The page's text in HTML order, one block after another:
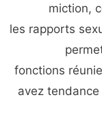
miction,
les rapports
fonctions
avez